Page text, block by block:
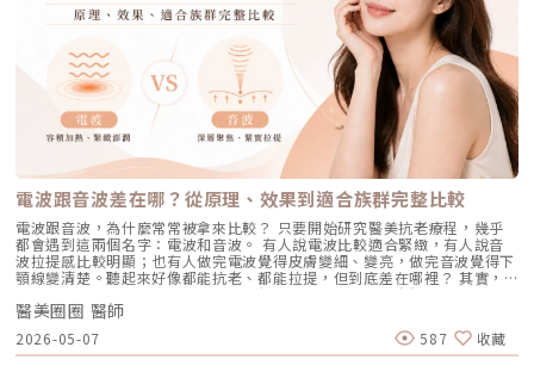
粗大者：即使目前沒有嚴重的發炎痘痘，但深受「中東油田」困擾，希望從
根本減少出油量的人。 作息不正常、壓力型成人痘：針對因為熬夜、壓力
大導致賀爾蒙波動，進而反覆在下巴、兩頰爆發的成人痘，精準破壞皮脂腺
能有效阻斷復發。 深色肌膚患者：過去許多雷射（如脈衝光、某些淨膚雷
射）在深色肌膚上容易引發熱傷害或色素沉澱（反黑）。AviClear 的
1726nm 波長針對的是「油脂」而非「黑色素」，因此適用於 Fitzpatrick
膚色分類的 I 到 VI 型（包含極深色肌膚），安全性極高。AviClear 戰痘雷
射 常見 QA 總整理在決定進行療程前，大家心中難免還有一些疑問。我們
整理了討論度最高的幾個問題：Q1：打 AviClear 戰痘雷射會痛嗎？需要敷
麻藥嗎？A：疼痛度極低，多數患者甚至不需要敷麻藥！怕痛的人有福了！
AviClear 搭載了專利的「AviCool™ 藍寶石冷卻技術」，探頭在雷射擊發的
前、中、後都會持續為肌膚表面降溫。治療過程中，主要會感覺到探頭冰冰
涼涼的，伴隨輕微的溫熱感或是像被橡皮筋輕彈的感覺。相較於傳統雷射或
手工清粉刺的痛楚，整體舒適度大幅提升，輕鬆就能完成療程。Q2：我現
在正在吃口服 A 酸，可以打 AviClear 嗎？A：建議先與主治醫師討論。一
般來說，口服 A 酸會讓皮膚變得比較薄且脆弱。多數醫師會建議在停用口服
A 酸至少 1 到 3 個月後，讓皮膚屏障稍微恢復，再來進行雷射治療會比較
安全。Q3：如果我只有局部（例如下巴）長痘痘，可以只打局部嗎？A：通
常建議「全臉治療」效果最佳。皮脂腺是分佈在全臉的，雖然目前只有下巴
在發炎，但其他區域的皮脂腺可能也處於過度活躍的狀態。全臉均勻施打可
以達到整體控油、預防其他部位未來爆發的效果。當然，醫師在施打時，會
針對正在發炎的嚴重區域特別加強能量。Q4：三次療程結束後，一輩子都
療程通常會是更直接且具效率的選擇之一。隨著醫美科技的不斷進步，針對
不同成因的毛孔問題都有相對應的解方！1. 溫和深層清潔：海菲秀
（HydraFacial）原理：屬於非侵入性的保養。利用專利的負壓水渦流技
術，溫和無痛地吸出毛孔深層的黑頭、白頭粉刺與多餘皮脂，同時導入高濃
度的保濕與抗氧化精華。適合誰：出油粉刺型毛孔、怕痛不敢打雷射、想作
為重要活動前的急救保養者。效果與特色：做完當下皮膚立刻感受到「會呼
吸」的潔淨感，毛孔因為髒污被清空並喝飽水，視覺上會立刻變得細緻，且
無恢復期。2. 光電雷射：皮秒雷射（搭配特殊透鏡）原理：皮秒雷射
（Pico Laser）是目前詢問度最高的縮毛孔療程。核心在於加上了「蜂巢透
鏡」或「聚焦透鏡」。這能在不破壞表皮的情況下，將雷射光束匯聚，在真
皮層產生「空泡效應（LIOB）」。這就像是在皮膚深層進行微小的破壞，
藉此喚醒肌膚的自癒機制，大量刺激膠原蛋白與彈力纖維新生，進而把毛孔
周圍的凹陷給「撐」起來。適合誰：輕中度的老化型毛孔、輕微淺層痘疤、
想同時改善膚色不均與暗沉的人。效果與特色：熱傷害小，術後通常只會紅
腫1~3天，幾乎不影響日常生活。是目前 CP 值極高的定期保養型雷射。3.
重度凹洞救星：UP雷射原理：如果是屬於嚴重的「疤痕/凹洞型毛孔」，皮
秒雷射可能不夠力，這時候就需要汽化型雷射上場。例如 UP雷射
（UltraPulse），它能將能量精準且極深地打入真皮層甚至皮下組織，切斷
硬化的纖維化疤痕組織，進行深層的肌膚重建。適合誰：嚴重的冰鑿型痘
疤、嚴重凹洞型毛孔粗大。效果與特色：效果非常強大且顯著，但相對的
「破壞力」也強。術後會有明顯的點狀結痂、流組織液，恢復期較長（約需
有不同來源。色素形成的原因多元，深度位置也不相同，因此在治療上自然
不能以單一方式應對。常見的斑點來源包括：一、紫外線長期累積的影響日
曬會刺激黑色素細胞活躍，形成曬斑、雀斑或不均勻暗沉。二、基因與體質
因素有些人天生黑色素細胞較敏感，斑點更容易在年輕時就出現。三、荷爾
蒙波動包含懷孕、避孕藥、壓力、作息不穩等，都可能使色素活躍，例如熟
知的肝斑。四、發炎後色素沉澱（PIH）痘痘、皮膚受傷、過度刺激後，都
可能留下深淺不一的色沉。以上原因造成斑點呈現不同的「深度」「密度」
與「分布」，也使除斑變得不再只是把黑色素擊散這麼簡單。只要能量不
足，改善有限；能量過強，又可能刺激皮膚，造成修復期延長、色素反應，
甚至讓斑點反覆出現。也因為色素問題本身複雜，傳統除斑療程才會讓人覺
得「效果不一定穩定」。要真正提高治療的成功率，關鍵就在於是否能更精
準、穩定地處理不同深度的黑色素，同時降低熱傷害。什麼是 Reepot AI時
光雷射？從技術重新理解除斑Reepot AI時光雷射是一款以 532 nm 綠光為
基礎，並結合 AI 影像分析的智慧型色素雷射，已通過美國 FDA、韓國
KFDA 與台灣 TFDA 核可。它的設計目的，是讓除斑治療更精準、更安全，
也更符合亞洲膚質對低熱傷害的需求。透過AI智慧影像掃描技術，系統能先
辨識斑點的深度與分布，使能量設定更具科學依據。在治療作用上，
Reepot 搭載超低溫冷卻機制，能在能量擊發的同時以低溫保護皮膚，降低
紅腫與熱刺激。其能量原理以機械式震動分散黑色素為主，而非單純依賴高
熱破壞，因此對周邊組織更溫和。簡單來說，它讓除斑從過去較不穩定的模
式，提升為更可控、恢復期更短的療程設計。Reepot 三大核心技術：讓除
斑更精準、安全、穩定在眾多除斑雷射中，Reepot 之所以被視為新一代的
電波跟音波差在哪？從原理、效果到適合族群完整比較
電波跟音波，為什麼常常被拿來比較？ 只要開始研究醫美抗老療程，幾乎
都會遇到這兩個名字：電波和音波。 有人說電波比較適合緊緻，有人說音
波拉提感比較明顯；也有人做完電波覺得皮膚變細、變亮，做完音波覺得下
顎線變清楚。聽起來好像都能抗老、都能拉提，但到底差在哪裡？ 其實，
電波和音波最大的差別，不是「哪一個比較厲害」，而是它們使用的能量不
同、作用的層次不同，適合處理的老化問題也不同。 簡單來說： 電波偏向
改善皮膚的鬆、細紋、膚質與緊緻度。 音波偏向改善輪廓的垂、嘴邊肉、
下顎線與深層支撐。 例如：如果把臉比喻成一棟房子，電波比較像是在整
理牆面，讓表面變得更平整、更緊；音波則比較像是在加強地基與支撐結
醫美圈圈 醫師
2026-05-07 587 收藏